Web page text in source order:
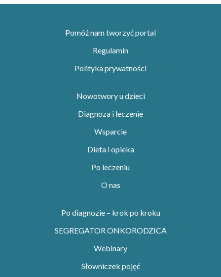
Pomóż nam tworzyć portal
Regulamin
Polityka prywatności
Nowotwory u dzieci
Diagnoza i leczenie
Wsparcie
Dieta i opieka
Po leczeniu
O nas
Po diagnozie – krok po kroku
SEGREGATOR ONKORODZICA
Webinary
Słowniczek pojęć